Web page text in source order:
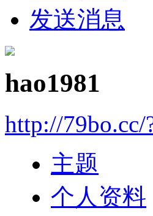
发送消息
hao1981
http://79bo.cc/
主题
个人资料